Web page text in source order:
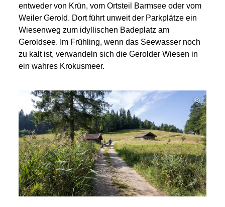
entweder von Krün, vom Ortsteil Barmsee oder vom
Weiler Gerold. Dort führt unweit der Parkplätze ein
Wiesenweg zum idyllischen Badeplatz am
Geroldsee. Im Frühling, wenn das Seewasser noch
zu kalt ist, verwandeln sich die Gerolder Wiesen in
ein wahres Krokusmeer.
©